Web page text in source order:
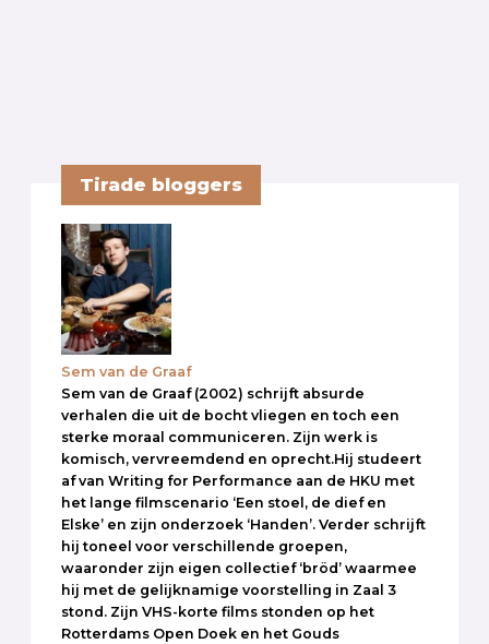
Tirade bloggers
Sem van de Graaf
Sem van de Graaf (2002) schrijft absurde
verhalen die uit de bocht vliegen en toch een
sterke moraal communiceren. Zijn werk is
komisch, vervreemdend en oprecht.Hij studeert
af van Writing for Performance aan de HKU met
het lange filmscenario ‘Een stoel, de dief en
Elske’ en zijn onderzoek ‘Handen’. Verder schrijft
hij toneel voor verschillende groepen,
waaronder zijn eigen collectief ‘bröd’ waarmee
hij met de gelijknamige voorstelling in Zaal 3
stond. Zijn VHS-korte films stonden op het
Rotterdams Open Doek en het Gouds